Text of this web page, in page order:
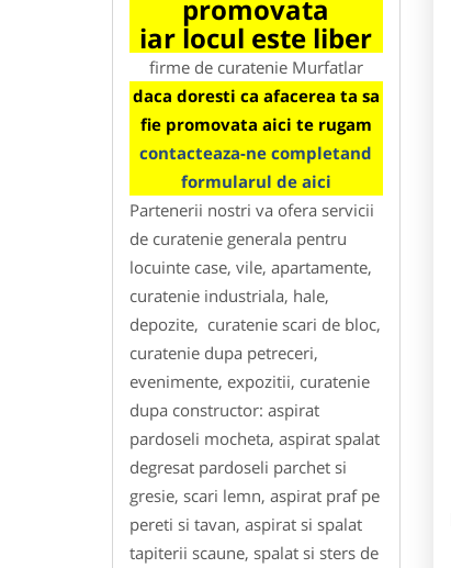
promovata
iar locul este liber
firme de curatenie Murfatlar
daca doresti ca afacerea ta sa
fie promovata aici te rugam
contacteaza-ne completand
formularul de aici
Partenerii nostri va ofera servicii
de curatenie generala pentru
locuinte case, vile, apartamente,
curatenie industriala, hale,
depozite, curatenie scari de bloc,
curatenie dupa petreceri,
evenimente, expozitii, curatenie
dupa constructor: aspirat
pardoseli mocheta, aspirat spalat
degresat pardoseli parchet si
gresie, scari lemn, aspirat praf pe
pereti si tavan, aspirat si spalat
tapiterii scaune, spalat si sters de